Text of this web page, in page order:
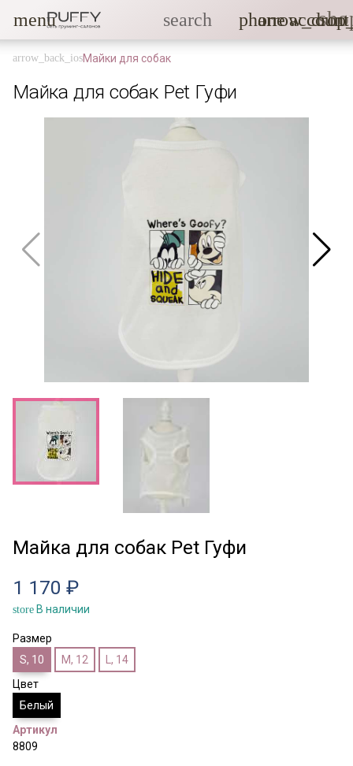
menu search phone
Майки для собак
Майка для собак Pet Гуфи
Майка для собак Pet Гуфи
1 170 ₽
store В наличии
Размер
S, 10
M, 12
L, 14
Цвет
Белый
Артикул
8809